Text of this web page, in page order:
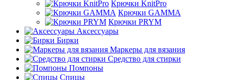
Крючки KnitPro
Крючки GAMMA
Крючки PRYM
Аксессуары
Бирки
Маркеры для вязания
Средство для стирки
Помпоны
Спицы